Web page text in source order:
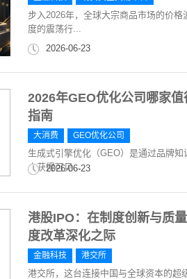
步入2026年，全球大宗商品市场的价
度的震荡行...
2026-06-23
2026年GEO优化公司哪家
指南
大消费 GEO优化公司
生成式引擎优化（GEO）是通过品牌
中获得可见...
2026-06-23
港股IPO：在制度创新与质
度改革深化之际
金融科技 港交所
港交所，这台连接中国与全球资本的超